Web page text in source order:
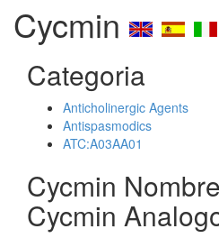
Cycmin
Categoria
Anticholinergic Agents
Antispasmodics
ATC:A03AA01
Cycmin
Cycmin